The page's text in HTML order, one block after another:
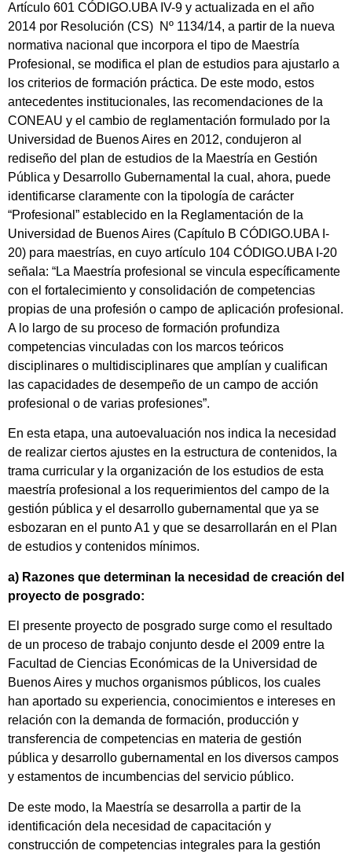
Artículo 601 CÓDIGO.UBA IV-9 y actualizada en el año
2014 por Resolución (CS) Nº 1134/14, a partir de la nueva
normativa nacional que incorpora el tipo de Maestría
Profesional, se modifica el plan de estudios para ajustarlo a
los criterios de formación práctica. De este modo, estos
antecedentes institucionales, las recomendaciones de la
CONEAU y el cambio de reglamentación formulado por la
Universidad de Buenos Aires en 2012, condujeron al
rediseño del plan de estudios de la Maestría en Gestión
Pública y Desarrollo Gubernamental la cual, ahora, puede
identificarse claramente con la tipología de carácter
“Profesional” establecido en la Reglamentación de la
Universidad de Buenos Aires (Capítulo B CÓDIGO.UBA I-
20) para maestrías, en cuyo artículo 104 CÓDIGO.UBA I-20
señala: “La Maestría profesional se vincula específicamente
con el fortalecimiento y consolidación de competencias
propias de una profesión o campo de aplicación profesional.
A lo largo de su proceso de formación profundiza
competencias vinculadas con los marcos teóricos
disciplinares o multidisciplinares que amplían y cualifican
las capacidades de desempeño de un campo de acción
profesional o de varias profesiones”.
En esta etapa, una autoevaluación nos indica la necesidad
de realizar ciertos ajustes en la estructura de contenidos, la
trama curricular y la organización de los estudios de esta
maestría profesional a los requerimientos del campo de la
gestión pública y el desarrollo gubernamental que ya se
esbozaran en el punto A1 y que se desarrollarán en el Plan
de estudios y contenidos mínimos.
a) Razones que determinan la necesidad de creación del
proyecto de posgrado:
El presente proyecto de posgrado surge como el resultado
de un proceso de trabajo conjunto desde el 2009 entre la
Facultad de Ciencias Económicas de la Universidad de
Buenos Aires y muchos organismos públicos, los cuales
han aportado su experiencia, conocimientos e intereses en
relación con la demanda de formación, producción y
transferencia de competencias en materia de gestión
pública y desarrollo gubernamental en los diversos campos
y estamentos de incumbencias del servicio público.
De este modo, la Maestría se desarrolla a partir de la
identificación dela necesidad de capacitación y
construcción de competencias integrales para la gestión